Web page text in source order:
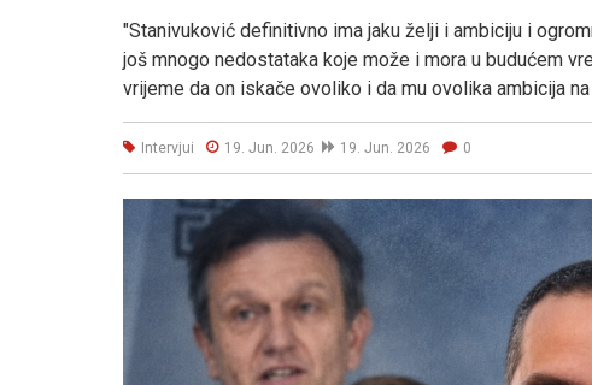
"Stanivuković definitivno ima jaku želji i ambiciju i
još mnogo nedostataka koje može i mora u budućem
vrijeme da on iskače ovoliko i da mu ovolika ambicija
Intervjui 19. Jun. 2026 19. Jun. 2026 0